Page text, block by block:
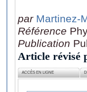
par Martinez-
Référence
Publication
Article révisé
ACCÈS EN LIGNE